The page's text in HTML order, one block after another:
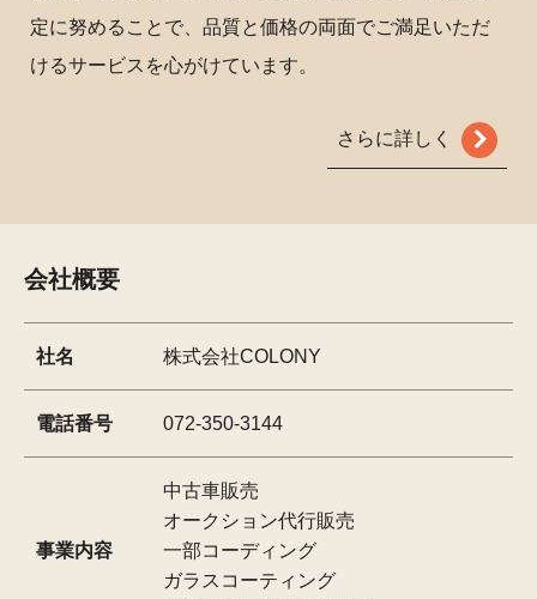
定に努めることで、品質と価格の両面でご満足いただ
けるサービスを心がけています。
さらに詳しく
会社概要
社名 株式会社COLONY
電話番号 072-350-3144
事業内容
中古車販売
オークション代行販売
一部コーディング
ガラスコーティング